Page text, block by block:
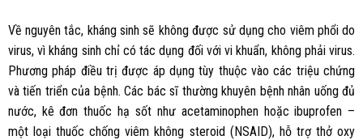
Về nguyên tắc, kháng sinh sẽ không được sử dụng cho viêm phổi do
virus, vì kháng sinh chỉ có tác dụng đối với vi khuẩn, không phải virus.
Phương pháp điều trị được áp dụng tùy thuộc vào các triệu chứng
và tiến triển của bệnh. Các bác sĩ thường khuyên bệnh nhân uống đủ
nước, kê đơn thuốc hạ sốt như acetaminophen hoặc ibuprofen –
một loại thuốc chống viêm không steroid (NSAID), hỗ trợ thở oxy